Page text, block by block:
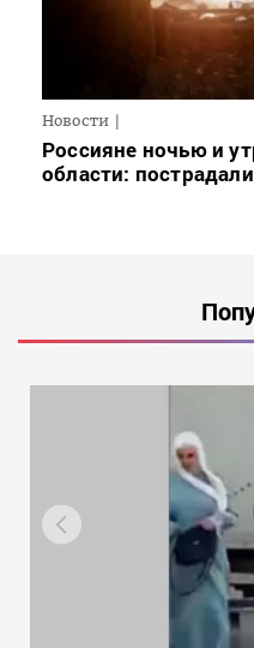
Новости
Россияне ночью и
области: